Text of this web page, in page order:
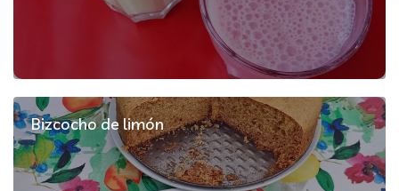
Bizcocho de limón